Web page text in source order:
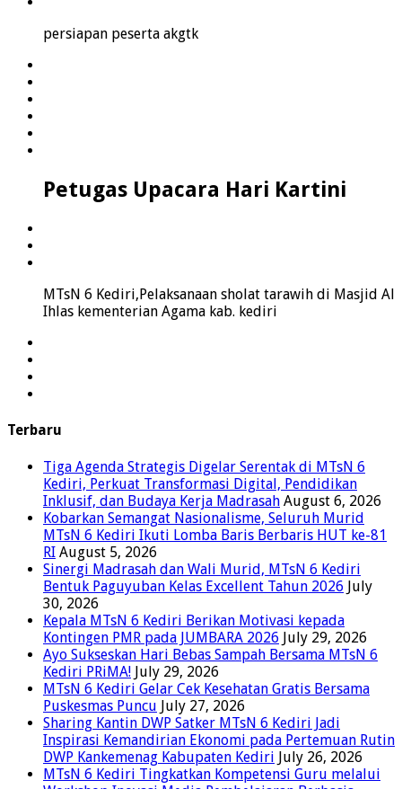
persiapan peserta akgtk
Petugas Upacara Hari Kartini
MTsN 6 Kediri,Pelaksanaan sholat tarawih di Masjid Al
Ihlas kementerian Agama kab. kediri
Terbaru
Tiga Agenda Strategis Digelar Serentak di MTsN 6
Kediri, Perkuat Transformasi Digital, Pendidikan
Inklusif, dan Budaya Kerja Madrasah August 6, 2026
Kobarkan Semangat Nasionalisme, Seluruh Murid
MTsN 6 Kediri Ikuti Lomba Baris Berbaris HUT ke-81
RI August 5, 2026
Sinergi Madrasah dan Wali Murid, MTsN 6 Kediri
Bentuk Paguyuban Kelas Excellent Tahun 2026 July
30, 2026
Kepala MTsN 6 Kediri Berikan Motivasi kepada
Kontingen PMR pada JUMBARA 2026 July 29, 2026
Ayo Sukseskan Hari Bebas Sampah Bersama MTsN 6
Kediri PRiMA! July 29, 2026
MTsN 6 Kediri Gelar Cek Kesehatan Gratis Bersama
Puskesmas Puncu July 27, 2026
Sharing Kantin DWP Satker MTsN 6 Kediri Jadi
Inspirasi Kemandirian Ekonomi pada Pertemuan Rutin
DWP Kankemenag Kabupaten Kediri July 26, 2026
MTsN 6 Kediri Tingkatkan Kompetensi Guru melalui